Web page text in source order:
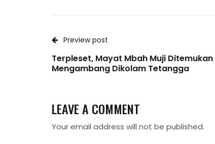
Preview post
Terpleset, Mayat Mbah Muji Ditemukan
Mengambang Dikolam Tetangga
LEAVE A COMMENT
Your email address will not be published.